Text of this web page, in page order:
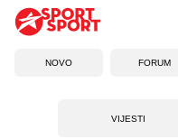
NOVO FORUM
VIJESTI